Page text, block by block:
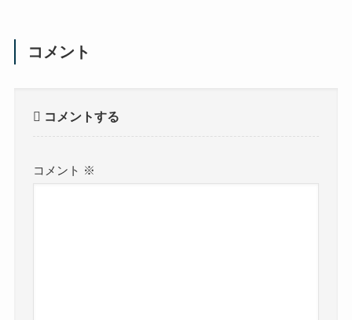
コメント
コメントする
コメント ※